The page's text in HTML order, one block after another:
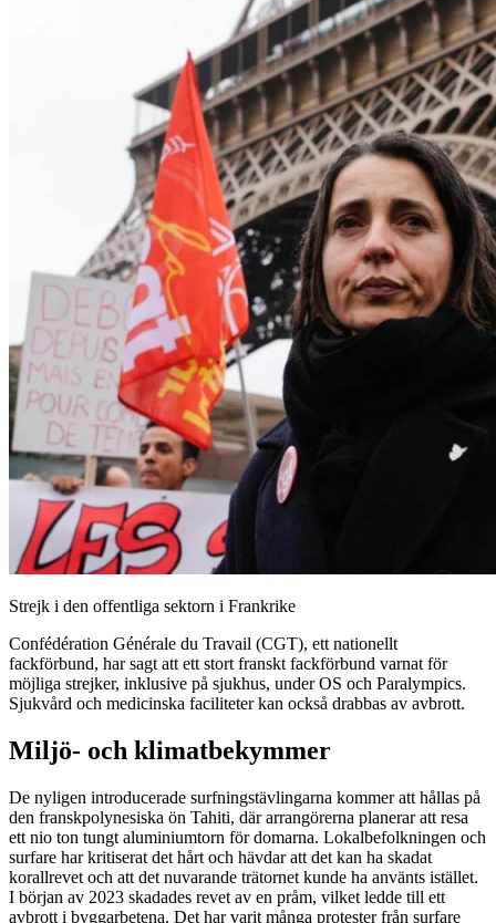
Strejk i den offentliga sektorn i Frankrike
Confédération Générale du Travail (CGT), ett nationellt
fackförbund, har sagt att ett stort franskt fackförbund varnat för
möjliga strejker, inklusive på sjukhus, under OS och Paralympics.
Sjukvård och medicinska faciliteter kan också drabbas av avbrott.
Miljö- och klimatbekymmer
De nyligen introducerade surfningstävlingarna kommer att hållas på
den franskpolynesiska ön Tahiti, där arrangörerna planerar att resa
ett nio ton tungt aluminiumtorn för domarna. Lokalbefolkningen och
surfare har kritiserat det hårt och hävdar att det kan ha skadat
korallrevet och att det nuvarande trätornet kunde ha använts istället.
I början av 2023 skadades revet av en pråm, vilket ledde till ett
avbrott i byggarbetena. Det har varit många protester från surfare